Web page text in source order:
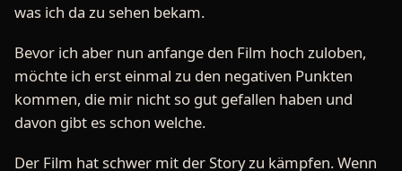
was ich da zu sehen bekam.
Bevor ich aber nun anfange den Film hoch zuloben,
möchte ich erst einmal zu den negativen Punkten
kommen, die mir nicht so gut gefallen haben und
davon gibt es schon welche.
Der Film hat schwer mit der Story zu kämpfen. Wenn